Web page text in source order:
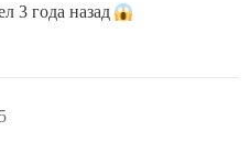
3 года назад